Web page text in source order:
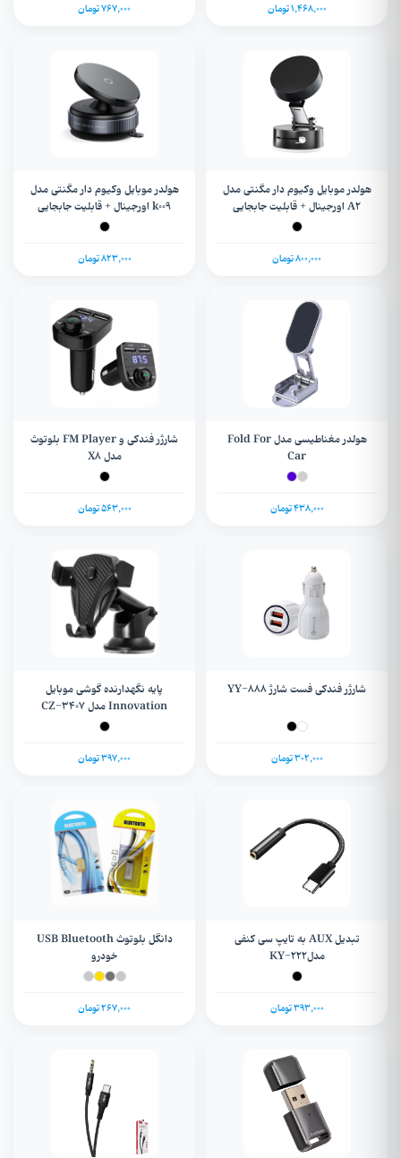
1,468,000 تومان 767,000 تومان
هولدر موبایل وکیوم دار مگنتی مدل
A2 اورجینال + قابلیت جابجایی
800,000 تومان
هولدر موبایل وکیوم دار مگنتی مدل
k009 اورجینال + قابلیت جابجایی
823,000 تومان
هولدر مغناطیسی مدل Fold For
Car
438,000 تومان
شارژر فندکی و FM Player بلوتوث
مدل X8
563,000 تومان
شارژر فندکی فست شارژ YY-888
302,000 تومان
پایه نگهدارنده گوشی موبایل
Innovation مدل CZ-3407
397,000 تومان
تبدیل AUX به تایپ سی کنفی
مدلKY-۲۲۲
393,000 تومان
دانگل بلوتوث USB Bluetooth
خودرو
267,000 تومان